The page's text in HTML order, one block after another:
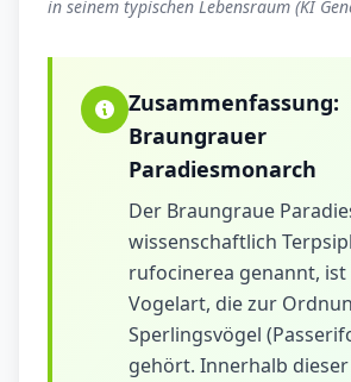
in seinem typischen Lebensraum (KI
Zusammenfassung:
Braungrauer
Paradiesmonarch
Der Braungraue
wissenschaftlich
rufocinerea genannt, ist
Vogelart, die zur
Sperlingsvögel
gehört. Innerhalb